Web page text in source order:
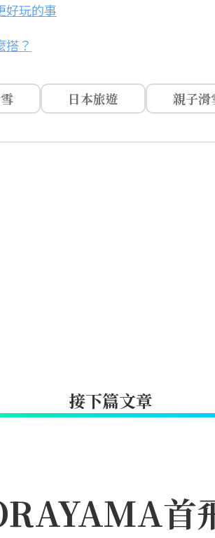
好玩的事
搭？
日本旅遊 親子滑
接下篇文章
首